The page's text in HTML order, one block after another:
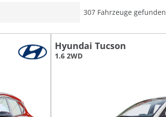
307 Fahrzeuge gefunden
Hyundai Tucson
1.6 2WD